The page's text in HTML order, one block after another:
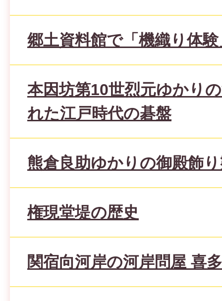
郷土資料館で「機織り体
本因坊第10世烈元ゆかり
れた江戸時代の碁盤
熊倉良助ゆかりの御殿飾
権現堂堤の歴史
関宿向河岸の河岸問屋 喜